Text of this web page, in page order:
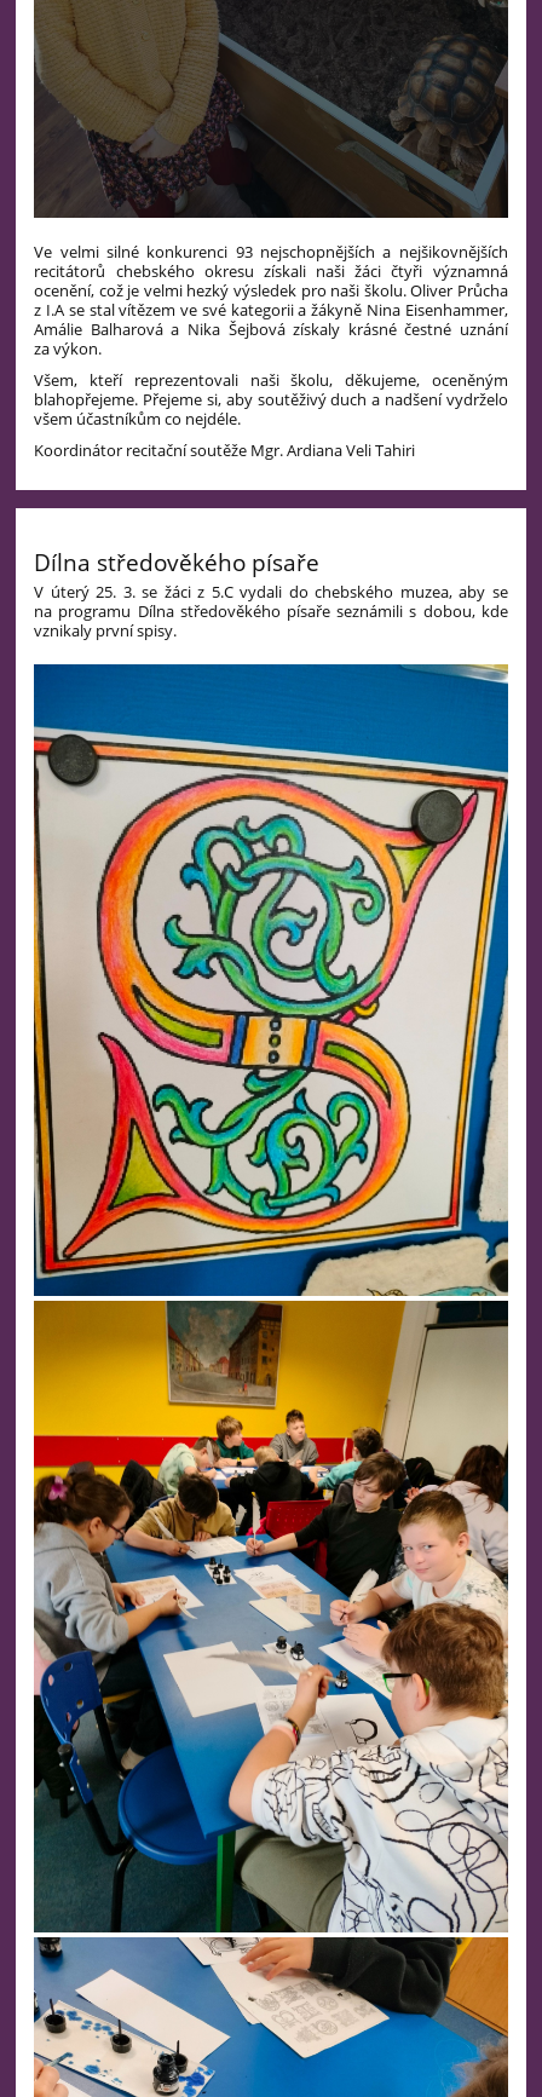
Ve velmi silné konkurenci 93 nejschopnějších a nejšikovnějších
recitátorů chebského okresu získali naši žáci čtyři významná
ocenění, což je velmi hezký výsledek pro naši školu.Oliver Průcha
z I.A se stal vítězem ve své kategorii a žákyně Nina Eisenhammer,
Amálie Balharová a Nika Šejbová získaly krásné čestné uznání
za výkon.
Všem, kteří reprezentovali naši školu, děkujeme, oceněným
blahopřejeme. Přejeme si, aby soutěživý duch a nadšení vydrželo
všem účastníkům co nejdéle.
Koordinátor recitační soutěže Mgr. Ardiana Veli Tahiri
Dílna středověkého písaře
V úterý 25. 3. se žáci z 5.C vydali do chebského muzea, aby se
na programu Dílna středověkého písaře seznámili s dobou, kde
vznikaly první spisy.